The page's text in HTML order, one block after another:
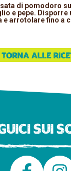
di pomodoro
e pepe.
e arrotolare fino a
Torna alle
sui